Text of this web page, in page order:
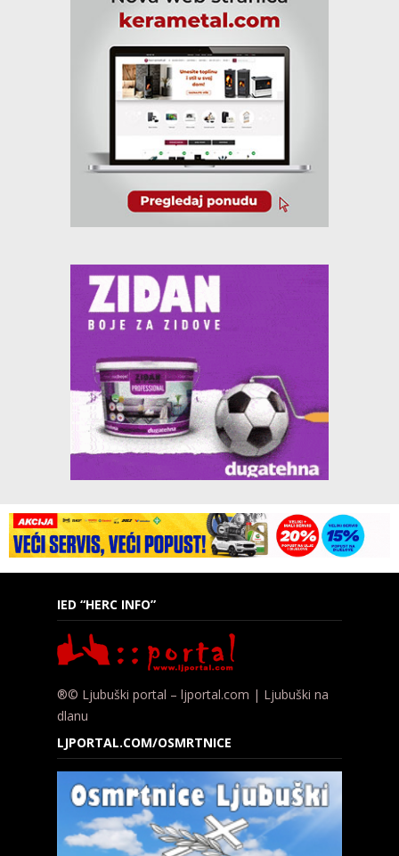
IED “HERC INFO”
®© Ljubuški portal – ljportal.com | Ljubuški na
dlanu
LJPORTAL.COM/OSMRTNICE